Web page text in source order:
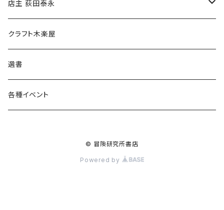
傘
食料品
その他
店主 荻田泰永
書籍
ウェア
クラフト木楽屋
選書
各種イベント
© 冒険研究所書店
Powered by